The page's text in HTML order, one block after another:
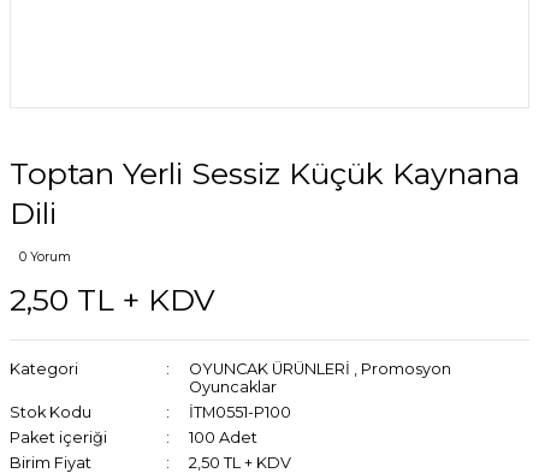
Toptan Yerli Sessiz Küçük Kaynana
Dili
0 Yorum
2,50 TL + KDV
Kategori OYUNCAK ÜRÜNLERİ , Promosyon
Oyuncaklar
Stok Kodu
İTM0551-P100
Paket içeriği
100 Adet
Birim Fiyat
2,50 TL + KDV